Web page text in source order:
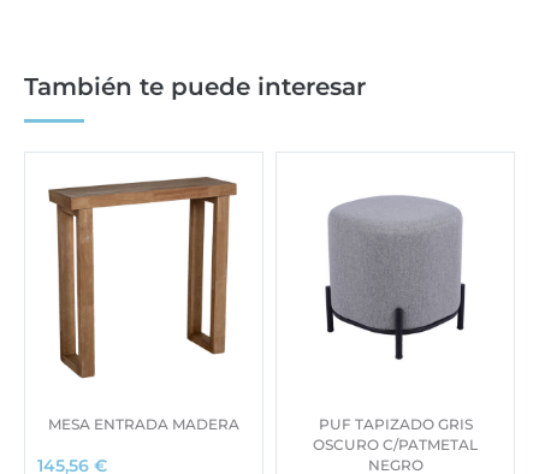
También te puede interesar
MESA ENTRADA MADERA
145,56 €
PUF TAPIZADO GRIS
OSCURO C/PATMETAL
NEGRO